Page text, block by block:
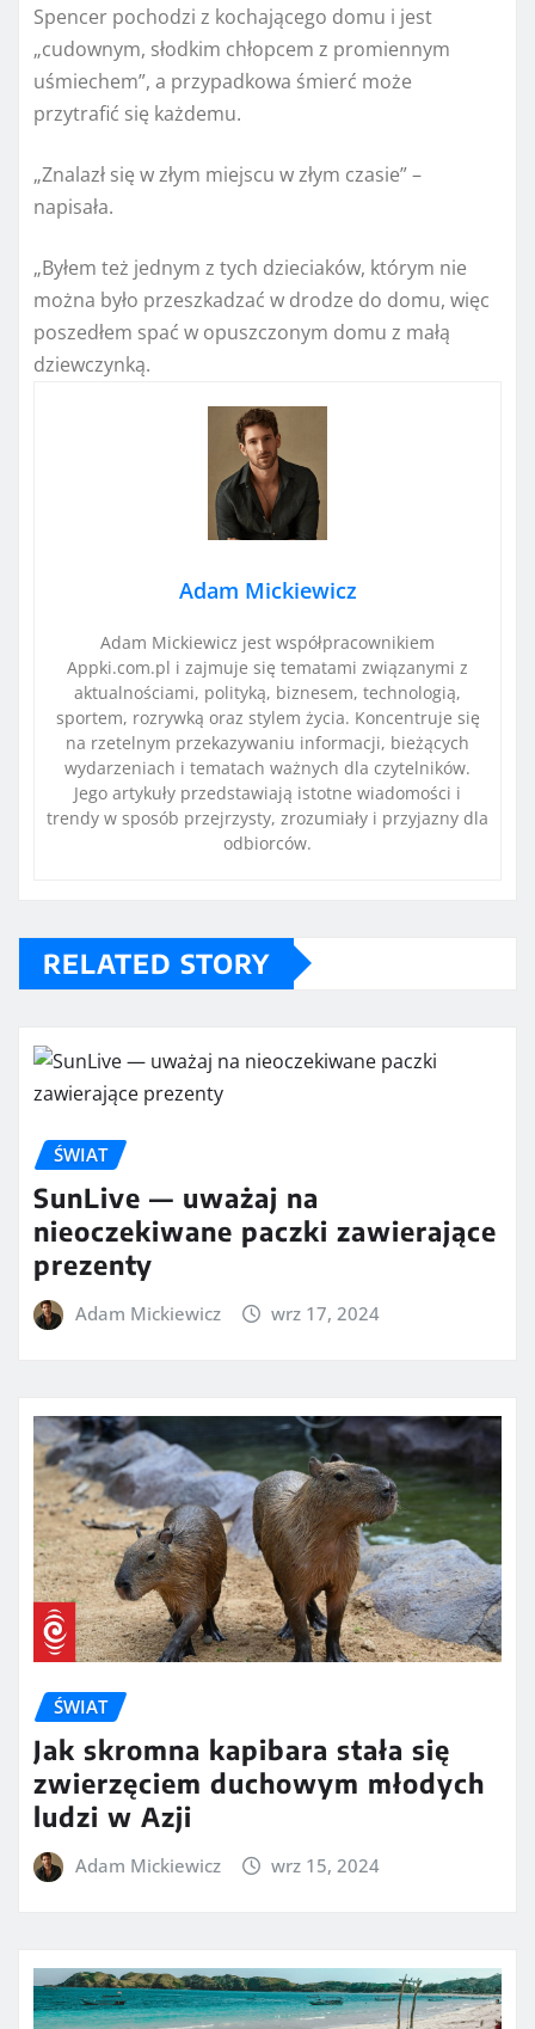
Spencer pochodzi z kochającego domu i jest
„cudownym, słodkim chłopcem z promiennym
uśmiechem”, a przypadkowa śmierć może
przytrafić się każdemu.
„Znalazł się w złym miejscu w złym czasie” –
napisała.
„Byłem też jednym z tych dzieciaków, którym nie
można było przeszkadzać w drodze do domu, więc
poszedłem spać w opuszczonym domu z małą
dziewczynką.
Adam Mickiewicz
Adam Mickiewicz jest współpracownikiem
Appki.com.pl i zajmuje się tematami związanymi z
aktualnościami, polityką, biznesem, technologią,
sportem, rozrywką oraz stylem życia. Koncentruje się
na rzetelnym przekazywaniu informacji, bieżących
wydarzeniach i tematach ważnych dla czytelników.
Jego artykuły przedstawiają istotne wiadomości i
trendy w sposób przejrzysty, zrozumiały i przyjazny dla
odbiorców.
RELATED STORY
ŚWIAT
SunLive — uważaj na
nieoczekiwane paczki zawierające
prezenty
Adam Mickiewicz wrz 17, 2024
ŚWIAT
Jak skromna kapibara stała się
zwierzęciem duchowym młodych
ludzi w Azji
Adam Mickiewicz wrz 15, 2024